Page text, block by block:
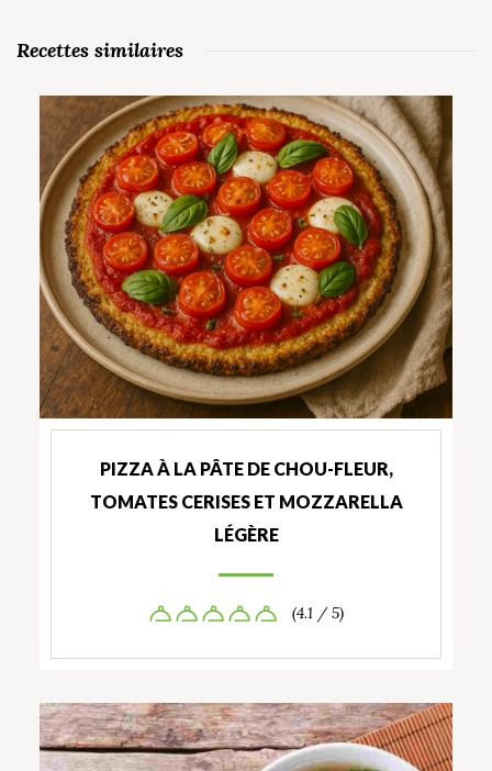
Recettes similaires
PIZZA À LA PÂTE DE CHOU-FLEUR,
TOMATES CERISES ET MOZZARELLA
LÉGÈRE
(4.1 / 5)